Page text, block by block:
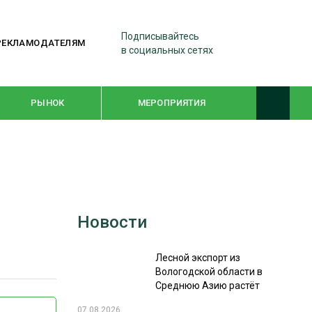
Подписывайтесь
в социальных сетях
РЫНОК МЕРОПРИЯТИЯ
WOODEX-2021
СУШКА ДРЕВЕСИНЫ
Новости
Лесной экспорт из
Вологодской области в
Среднюю Азию растёт
07.08.2026